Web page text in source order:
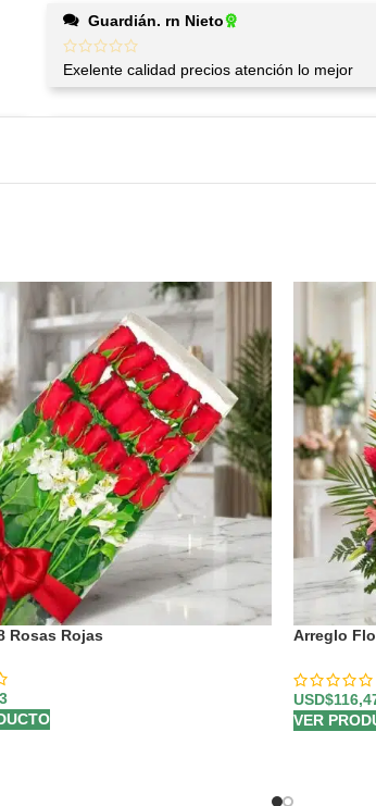
Guardián. rn Nieto
Exelente calidad precios atención lo mejor
Rosas Rojas
Arreglo
USD$
VER